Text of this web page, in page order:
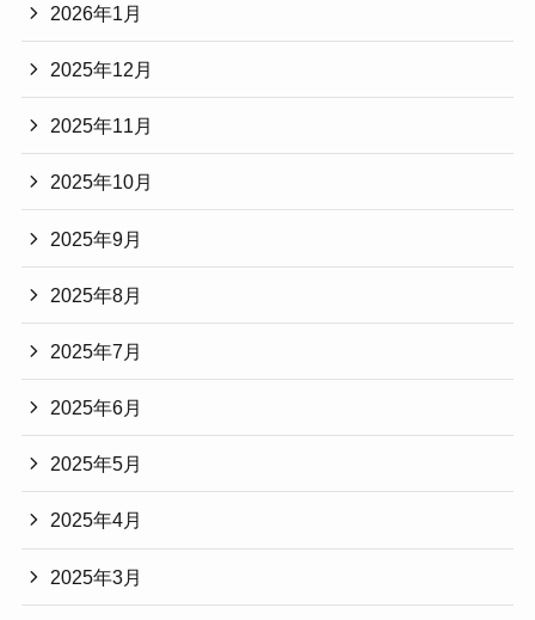
2026年1月
2025年12月
2025年11月
2025年10月
2025年9月
2025年8月
2025年7月
2025年6月
2025年5月
2025年4月
2025年3月